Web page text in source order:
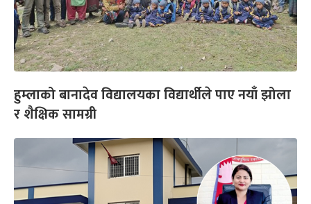
हुम्लाको बानादेव विद्यालयका विद्यार्थीले पाए नयाँ झोला
र शैक्षिक सामग्री